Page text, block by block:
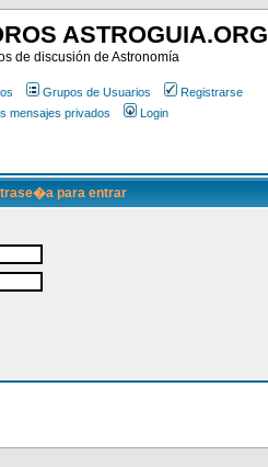
ASTROGUIA.ORG
de discusión de Astronomía
Grupos de Usuarios
Registrarse
mensajes privados Login
para entrar